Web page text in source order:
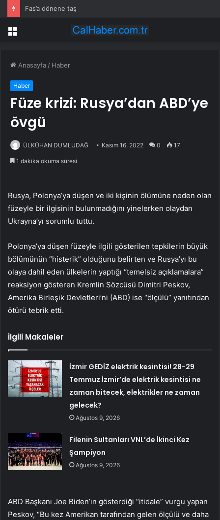
Fas’a dönene taş
Menü
Anasayfa / Haber
Haber
Füze krizi: Rusya’dan ABD’ye
övgü
ÜLKÜHAN DUMLUDAĞ Kasım 16, 2022 0 17
1 dakika okuma süresi
Rusya, Polonya’ya düşen ve iki kişinin ölümüne neden olan
füzeyle bir ilgisinin bulunmadığını yinelerken olaydan
Ukrayna’yı sorumlu tuttu.
Polonya’ya düşen füzeyle ilgili gösterilen tepkilerin büyük
bölümünün “histerik” olduğunu belirten ve Rusya’yı bu
olaya dahil eden ülkelerin yaptığı “temelsiz açıklamalara”
reaksiyon gösteren Kremlin Sözcüsü Dimitri Peskov,
Amerika Birleşik Devletleri’ni (ABD) ise “ölçülü” yanıtından
ötürü tebrik etti.
İlgili Makaleler
İzmir GEDİZ elektrik kesintisi! 28-29
Temmuz İzmir’de elektrik kesintisi ne
zaman bitecek, elektrikler ne zaman
gelecek?
Ağustos 9, 2026
Filenin Sultanları VNL’de İkinci Kez
Şampiyon
Ağustos 9, 2026
ABD Başkanı Joe Biden’ın gösterdiği “itidale” vurgu yapan
Peskov, “Bu kez Amerikan tarafından gelen ölçülü ve daha